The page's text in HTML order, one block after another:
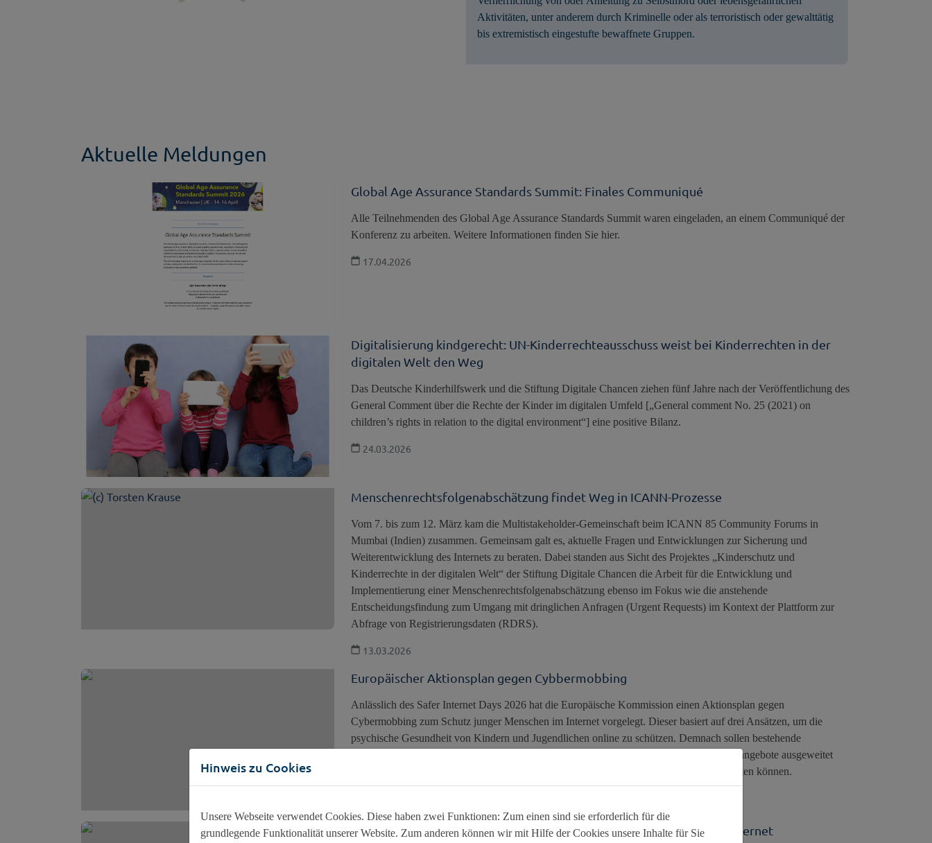
Aktivitäten, unter anderem durch Kriminelle oder als terroristisch oder gewalttätig
bis extremistisch eingestufte bewaffnete Gruppen.
Aktuelle Meldungen
Global Age Assurance Standards Summit: Finales Communiqué
Alle Teilnehmenden des Global Age Assurance Standards Summit waren eingeladen, an einem Communiqué der
Konferenz zu arbeiten. Weitere Informationen finden Sie hier.
17.04.2026
Digitalisierung kindgerecht: UN-Kinderrechteausschuss weist bei Kinderrechten in der
digitalen Welt den Weg
Das Deutsche Kinderhilfswerk und die Stiftung Digitale Chancen ziehen fünf Jahre nach der Veröffentlichung des
General Comment über die Rechte der Kinder im digitalen Umfeld [„General comment No. 25 (2021) on
children’s rights in relation to the digital environment“] eine positive Bilanz.
24.03.2026
Menschenrechtsfolgenabschätzung findet Weg in ICANN-Prozesse
Vom 7. bis zum 12. März kam die Multistakeholder-Gemeinschaft beim ICANN 85 Community Forums in
Mumbai (Indien) zusammen. Gemeinsam galt es, aktuelle Fragen und Entwicklungen zur Sicherung und
Weiterentwicklung des Internets zu beraten. Dabei standen aus Sicht des Projektes „Kinderschutz und
Kinderrechte in der digitalen Welt“ der Stiftung Digitale Chancen die Arbeit für die Entwicklung und
Implementierung einer Menschenrechtsfolgenabschätzung ebenso im Fokus wie die anstehende
Entscheidungsfindung zum Umgang mit dringlichen Anfragen (Urgent Requests) im Kontext der Plattform zur
Abfrage von Registrierungsdaten (RDRS).
13.03.2026
Europäischer Aktionsplan gegen Cybbermobbing
Anlässlich des Safer Internet Days 2026 hat die Europäische Kommission einen Aktionsplan gegen
Cybermobbing zum Schutz junger Menschen im Internet vorgelegt. Dieser basiert auf drei Ansätzen, um die
psychische Gesundheit von Kindern und Jugendlichen online zu schützen. Demnach sollen bestehende
Programme gestärkt und nationale Aktionspläne entwickelt, Informations- und Beratungsangebote ausgeweitet
sowie eine App realisiert werden, mit welcher Betroffene Vorfälle melden und Hilfe erhalten können.
Aktionsplan gegen Cybermobbing zum Schutz junger Menschen im Internet
Hinweis zu Cookies
Unsere Webseite verwendet Cookies. Diese haben zwei Funktionen: Zum einen sind sie erforderlich für die
grundlegende Funktionalität unserer Website. Zum anderen können wir mit Hilfe der Cookies unsere Inhalte für Sie